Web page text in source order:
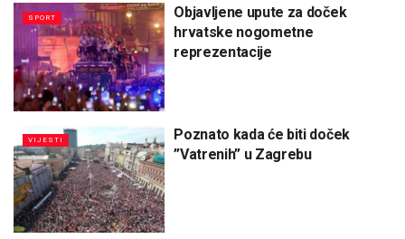
SPORT
Objavljene upute za doček
hrvatske nogometne
reprezentacije
VIJESTI
Poznato kada će biti doček
”Vatrenih” u Zagrebu